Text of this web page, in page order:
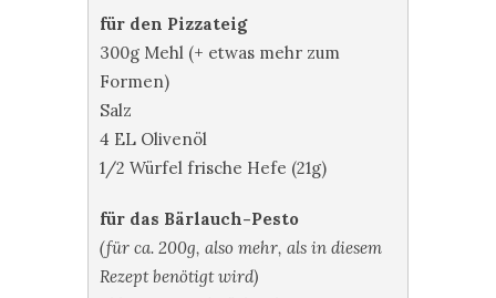
für den Pizzateig
300g Mehl (+ etwas mehr zum
Formen)
Salz
4 EL Olivenöl
1/2 Würfel frische Hefe (21g)
für das Bärlauch-Pesto
(für ca. 200g, also mehr, als in diesem
Rezept benötigt wird)